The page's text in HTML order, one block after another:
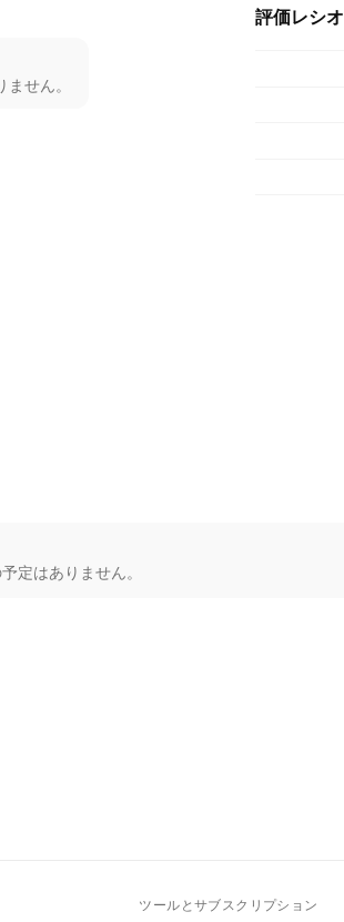
せん。
評価レシオ
定はありません。
ツールとサブスクリプション